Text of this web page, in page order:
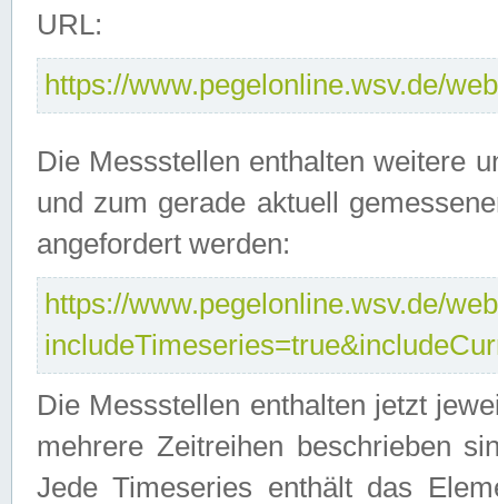
URL:
https://www.pegelonline.wsv.de/
Die Messstellen enthalten weitere
und zum gerade aktuell
angefordert werden:
https://www.pegelonline.wsv.de/
Die Messstellen enthalten jetzt
mehrere Zeitreihen beschrieben
Jede Timeseries enthält das